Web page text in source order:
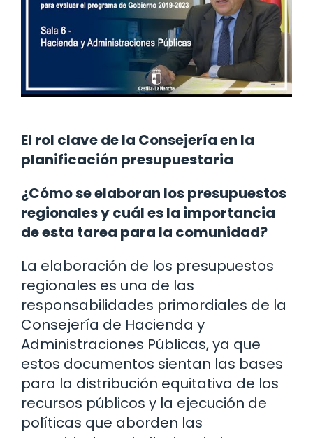
El rol clave de la Consejería en la
planificación presupuestaria
¿Cómo se elaboran los presupuestos
regionales y cuál es la importancia
de esta tarea para la comunidad?
La elaboración de los presupuestos
regionales es una de las
responsabilidades primordiales de la
Consejería de Hacienda y
Administraciones Públicas, ya que
estos documentos sientan las bases
para la distribución equitativa de los
recursos públicos y la ejecución de
políticas que aborden las